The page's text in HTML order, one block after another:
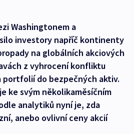
Washingtonem a
investory napříč kontinenty
na globálních akciových
z vyhrocení konfliktu
portfolií do bezpečných aktiv.
ke svým několikaměsíčním
analytiků nyní je, zda
anebo ovlivní ceny akcií